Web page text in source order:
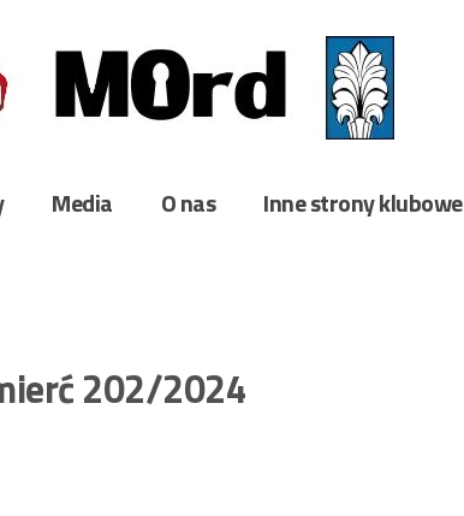
Media O nas Inne strony klubowe
202/2024